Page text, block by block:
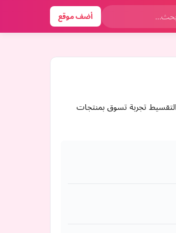
أضف موقع
ذهبي استفد من خدمة التقسيط تجربة تسوق بمنتجات